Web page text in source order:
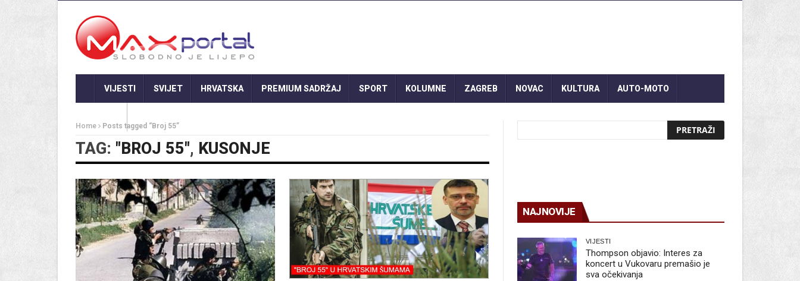
VIJESTI SVIJET HRVATSKA PREMIUM SADRŽAJ SPORT KOLUMNE ZAGREB NOVAC KULTURA AUTO-MOTO
Home Posts tagged “Broj 55”
TAG: "BROJ 55", KUSONJE
NAJNOVIJE
VIJESTI
Thompson objavio: Interes za
koncert u Vukovaru premašio je
sva očekivanja